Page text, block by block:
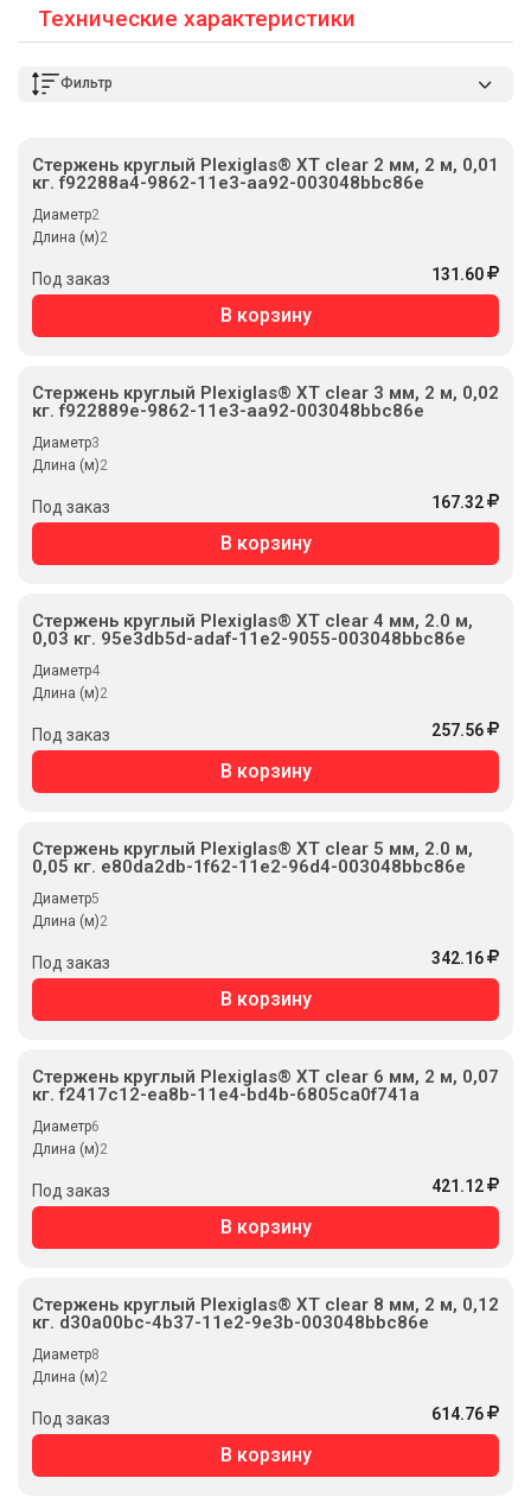
Технические характеристики
Фильтр
Стержень круглый Plexiglas® XT clear 2 мм, 2 м, 0,01
кг. f92288a4-9862-11e3-aa92-003048bbc86e
Диаметр2
Длина (м)2
Под заказ 131.60
В корзину
Стержень круглый Plexiglas® XT clear 3 мм, 2 м, 0,02
кг. f922889e-9862-11e3-aa92-003048bbc86e
Диаметр3
Длина (м)2
Под заказ 167.32
В корзину
Стержень круглый Plexiglas® XT clear 4 мм, 2.0 м,
0,03 кг. 95e3db5d-adaf-11e2-9055-003048bbc86e
Диаметр4
Длина (м)2
Под заказ 257.56
В корзину
Стержень круглый Plexiglas® XT clear 5 мм, 2.0 м,
0,05 кг. e80da2db-1f62-11e2-96d4-003048bbc86e
Диаметр5
Длина (м)2
Под заказ 342.16
В корзину
Стержень круглый Plexiglas® XT clear 6 мм, 2 м, 0,07
кг. f2417c12-ea8b-11e4-bd4b-6805ca0f741a
Диаметр6
Длина (м)2
Под заказ 421.12
В корзину
Стержень круглый Plexiglas® XT clear 8 мм, 2 м, 0,12
кг. d30a00bc-4b37-11e2-9e3b-003048bbc86e
Диаметр8
Длина (м)2
Под заказ 614.76
В корзину